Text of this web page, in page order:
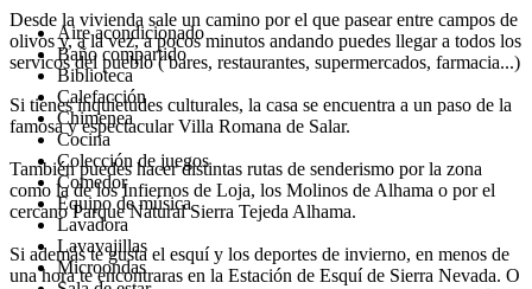
Desde la vivienda sale un camino por el que pasear entre campos de
olivos y, a la vez, a pocos minutos andando puedes llegar a todos los
servicos del pueblo ( bares, restaurantes, supermercados, farmacia...)
Si tienes inquietudes culturales, la casa se encuentra a un paso de la
famosa y espectacular Villa Romana de Salar.
También puedes hacer distintas rutas de senderismo por la zona
como la de los Infiernos de Loja, los Molinos de Alhama o por el
cercano Parque Natural Sierra Tejeda Alhama.
Si además te gusta el esquí y los deportes de invierno, en menos de
una hora te encontraras en la Estación de Esquí de Sierra Nevada. O
Aire acondicionado
Baño compartido
Biblioteca
Calefacción
Chimenea
Cocina
Colección de juegos
Comedor
Equipo de música
Lavadora
Lavavajillas
Microondas